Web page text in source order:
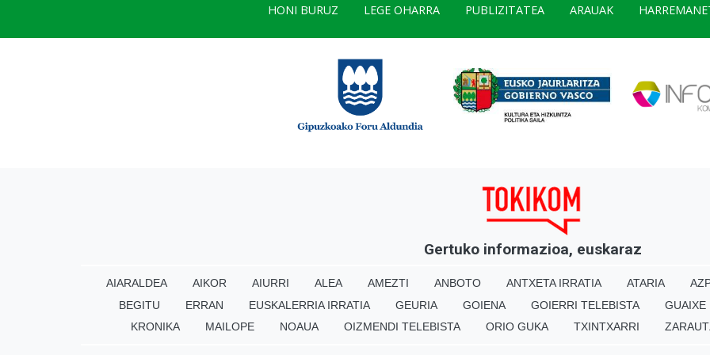
HONI BURUZ LEGE OHARRA PUBLIZITATEA ARAUAK
Gertuko informazioa, euskaraz
AIARALDEA AIKOR AIURRI ALEA AMEZTI ANBOTO ANTXETA IRRATIA ATARIA
BEGITU
ERRAN EUSKALERRIA IRRATIA GEURIA GOIENA GOIERRI TELEBISTA
GUAIXE
KRONIKA
MAILOPE NOAUA OIZMENDI TELEBISTA ORIO GUKA TXINTXARRI